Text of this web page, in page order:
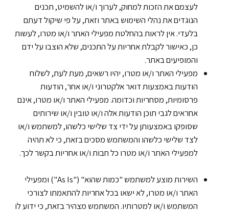
לעצמם את הזכות למחוק, לערוך ו/או להשמיט, תכנים
הנוגדים את נהלי השימוש באתר וזאת, על פי שיקול דעתם
בלעדי. אין לראות בהחלטת מפעילי האתר ו/או מטרו, לעשות
כן, כאישור לקבלת אחריות על התכנים, שלא הוצבו על ידם
והמופיעים באתר.
מפעילי האתר ו/או מטרו, יהיו רשאים, מעת לעת, לשלוח
הודעות באמצעות דואר אלקטרוני ו/או אחר, הודעות
פרסומיות, מסחריות וכדומה. מפעילי האתר ו/או מטרו, אינם
אחראים לגבי תוכן הודעות אלה ו/או טובין ו/או שירותים
שסופקו באמצעותן על ידי צד שלישי כלשהו, למשתמש ו/או
לצד שלישי כלשהו והמשתמש מסכים בזאת, כי לא תהיה
למפעילי האתר ו/או מטרו כל חבות ו/או אחריות בקשר לכך.
השירות מוצע למשתמש "כמות שהוא" ("As Is") ומפעילי
האתר ו/או מטרו, לא ישאו בכל אחריות להתאמתו לצורכי
המשתמש ו/או למטרותיו. המשתמש מצהיר בזאת, כי ידוע לו